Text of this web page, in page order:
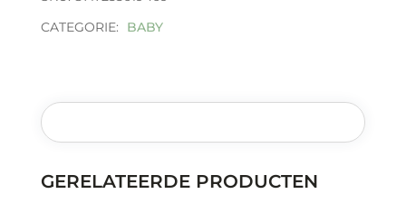
CATEGORIE:
BABY
GERELATEERDE PRODUCTEN